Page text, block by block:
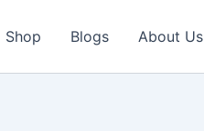
Shop Blogs About Us